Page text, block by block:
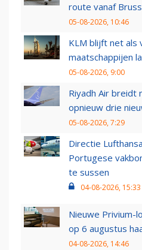
route vanaf
05-08-2026, 10:46
KLM blijft net als
maatschappijen
05-08-2026, 9:00
Riyadh Air breidt
opnieuw drie
05-08-2026, 7:29
Directie
Portugese
te sussen
04-08-2026, 15:33
Nieuwe Privium-
op 6 augustus
04-08-2026, 14:46